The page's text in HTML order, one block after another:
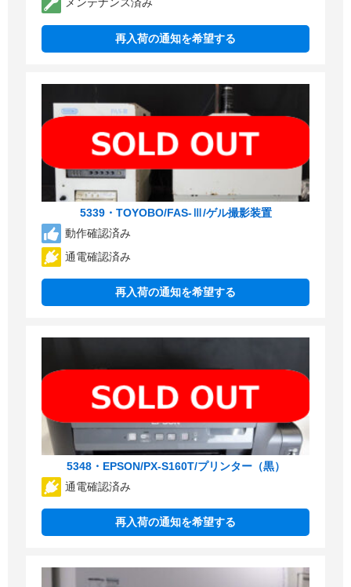
メンテナンス済み
再入荷の通知を希望する
5339・TOYOBO/FAS-Ⅲ/ゲル撮影装置
動作確認済み
通電確認済み
再入荷の通知を希望する
5348・EPSON/PX-S160T/プリンター（黒）
通電確認済み
再入荷の通知を希望する